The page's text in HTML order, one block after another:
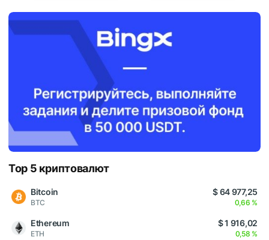
Top 5 криптовалют
Bitcoin
BTC
$ 64 977,25
0,66 %
Ethereum
ETH
$ 1 916,02
0,58 %